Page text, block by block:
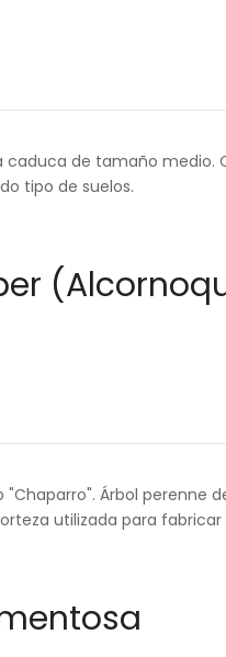
de tamaño medio.
tipo de suelos.
Árbol perenne
utilizada para fabricar